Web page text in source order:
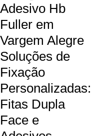
Adesivo Hb
Fuller em
Vargem Alegre
Soluções de
Fixação
Personalizadas:
Fitas Dupla
Face e